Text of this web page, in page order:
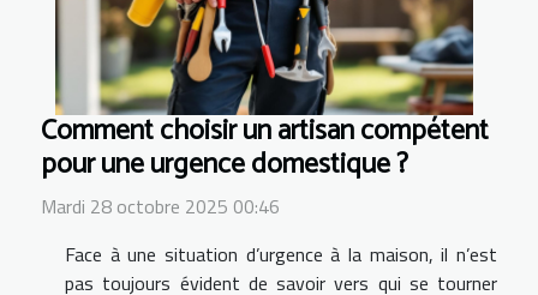
Comment choisir un artisan compétent
pour une urgence domestique ?
Mardi 28 octobre 2025 00:46
Face à une situation d’urgence à la maison, il n’est
pas toujours évident de savoir vers qui se tourner